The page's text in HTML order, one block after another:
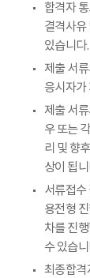
합격자
결격사유
있습니다.
제출 서
응시자가
제출 서
우 또는
리 및 향
상이 됩
서류접수
용전형
차를 진
수 있습
최종합격